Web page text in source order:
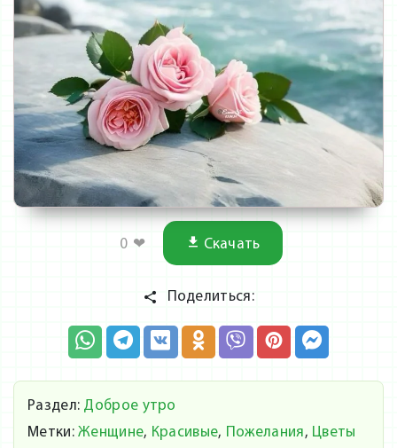
0 ❤ Скачать
Поделиться:
Раздел: Доброе утро
Метки: Женщине, Красивые, Пожелания, Цветы